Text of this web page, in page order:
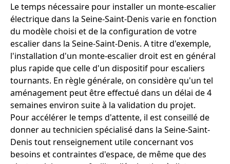
Le temps nécessaire pour installer un monte-escalier
électrique dans la Seine-Saint-Denis varie en fonction
du modèle choisi et de la configuration de votre
escalier dans la Seine-Saint-Denis. A titre d'exemple,
l'installation d'un monte-escalier droit est en général
plus rapide que celle d'un dispositif pour escaliers
tournants. En règle générale, on considère qu'un tel
aménagement peut être effectué dans un délai de 4
semaines environ suite à la validation du projet.
Pour accélérer le temps d'attente, il est conseillé de
donner au technicien spécialisé dans la Seine-Saint-
Denis tout renseignement utile concernant vos
besoins et contraintes d'espace, de même que des